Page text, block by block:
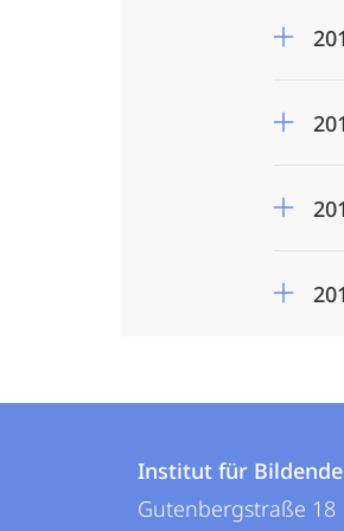
Informationen
Institut
Institut für
Gutenbergstraße 18